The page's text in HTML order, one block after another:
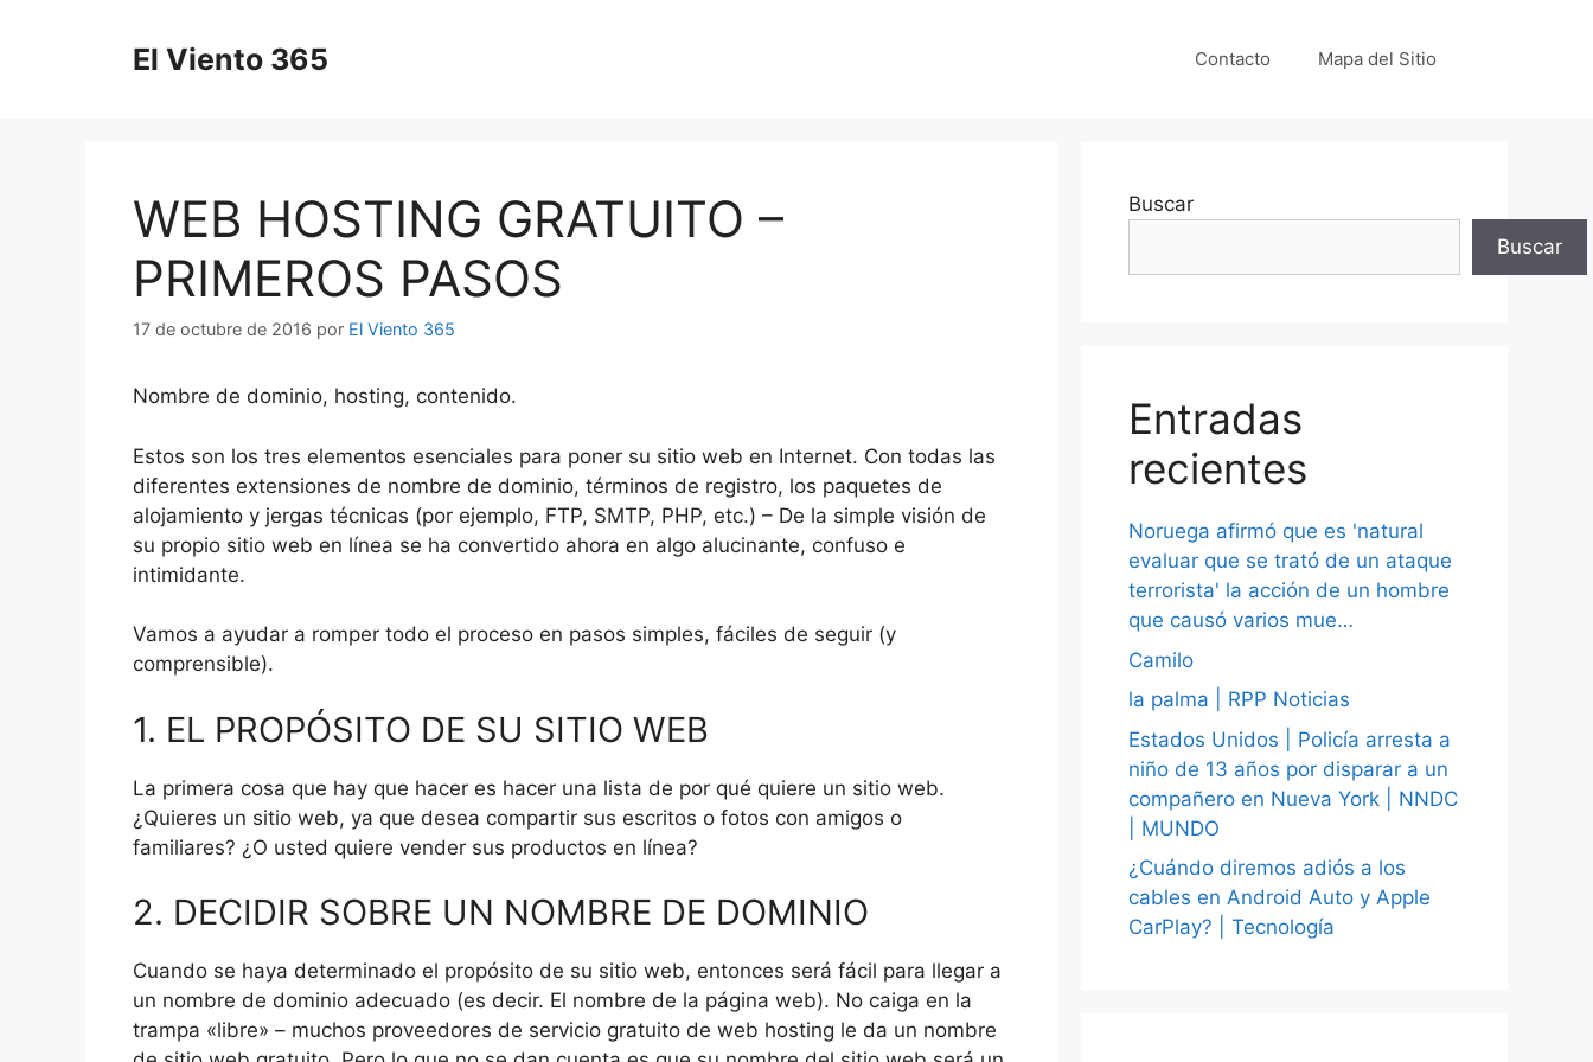
El Viento 365 Contacto Mapa del Sitio
WEB HOSTING GRATUITO –
PRIMEROS PASOS
17 de octubre de 2016 por El Viento 365
Nombre de dominio, hosting, contenido.
Estos son los tres elementos esenciales para poner su sitio web en Internet. Con todas las
diferentes extensiones de nombre de dominio, términos de registro, los paquetes de
alojamiento y jergas técnicas (por ejemplo, FTP, SMTP, PHP, etc.) – De la simple visión de
su propio sitio web en línea se ha convertido ahora en algo alucinante, confuso e
intimidante.
Vamos a ayudar a romper todo el proceso en pasos simples, fáciles de seguir (y
comprensible).
1. EL PROPÓSITO DE SU SITIO WEB
La primera cosa que hay que hacer es hacer una lista de por qué quiere un sitio web.
¿Quieres un sitio web, ya que desea compartir sus escritos o fotos con amigos o
familiares? ¿O usted quiere vender sus productos en línea?
2. DECIDIR SOBRE UN NOMBRE DE DOMINIO
Cuando se haya determinado el propósito de su sitio web, entonces será fácil para llegar a
un nombre de dominio adecuado (es decir. El nombre de la página web). No caiga en la
trampa «libre» – muchos proveedores de servicio gratuito de web hosting le da un nombre
Buscar
Buscar
Entradas
recientes
Noruega afirmó que es 'natural
evaluar que se trató de un ataque
terrorista' la acción de un hombre
que causó varios mue…
Camilo
la palma | RPP Noticias
Estados Unidos | Policía arresta a
niño de 13 años por disparar a un
compañero en Nueva York | NNDC
| MUNDO
¿Cuándo diremos adiós a los
cables en Android Auto y Apple
CarPlay? | Tecnología